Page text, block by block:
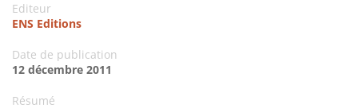
Editeur
ENS Editions
Date de publication
12 décembre 2011
Résumé